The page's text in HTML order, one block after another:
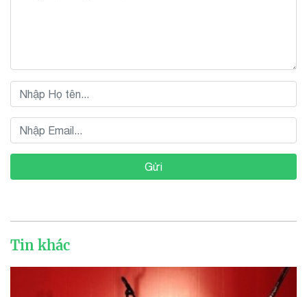
Gửi
Tin khác